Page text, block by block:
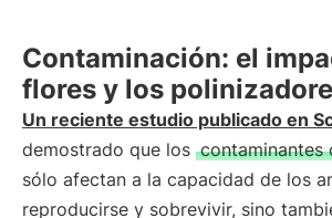
Contaminación: el
flores y los
Un reciente estudio publicado en
demostrado que los contaminantes
sólo afectan a la capacidad de los
reproducirse y sobrevivir, sino